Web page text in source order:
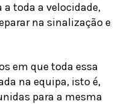
toda a velocidade,
na sinalização e
em que toda essa
na equipa, isto é,
para a mesma